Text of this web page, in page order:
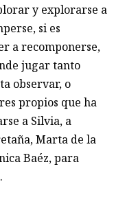
y explorarse a
si es
a recomponerse,
jugar tanto
observar, o
propios que ha
a Silvia, a
Marta de la
Baéz, para